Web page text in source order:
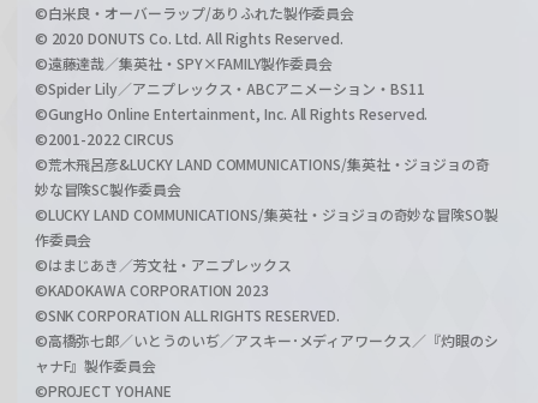
©白米良・オーバーラップ/ありふれた製作委員会
© 2020 DONUTS Co. Ltd. All Rights Reserved.
©遠藤達哉／集英社・SPY×FAMILY製作委員会
©Spider Lily／アニプレックス・ABCアニメーション・BS11
©GungHo Online Entertainment, Inc. All Rights Reserved.
©2001-2022 CIRCUS
©荒木飛呂彦&LUCKY LAND COMMUNICATIONS/集英社・ジョジョの奇
妙な冒険SC製作委員会
©LUCKY LAND COMMUNICATIONS/集英社・ジョジョの奇妙な冒険SO製
作委員会
©はまじあき／芳文社・アニプレックス
©KADOKAWA CORPORATION 2023
©SNK CORPORATION ALL RIGHTS RESERVED.
©高橋弥七郎／いとうのいぢ／アスキー･メディアワークス／『灼眼のシ
ャナF』製作委員会
©PROJECT YOHANE